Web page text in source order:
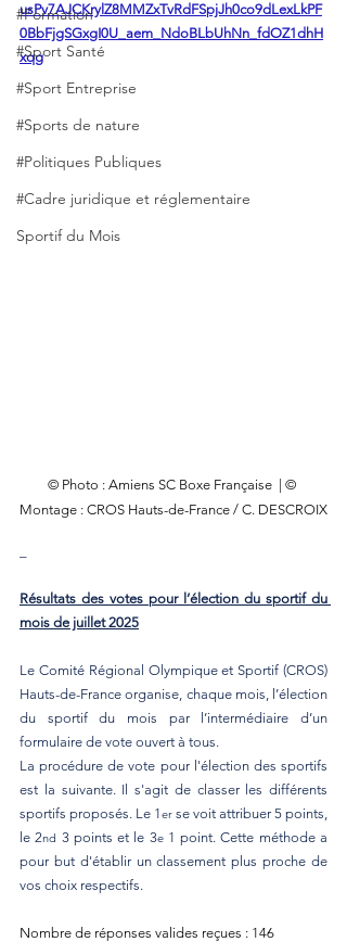
#Formation
#Sport Santé
#Sport Entreprise
#Sports de nature
#Politiques Publiques
#Cadre juridique et réglementaire
Sportif du Mois
usPv7AJCKrylZ8MMZxTvRdFSpjJh0co9dLexLkPF
0BbFjgSGxgI0U_aem_NdoBLbUhNn_fdOZ1dhH
xqg
© Photo : Amiens SC Boxe Française  | ©
Montage : CROS Hauts-de-France / C. DESCROIX
Résultats des votes pour l’élection du sportif du
mois de juillet 2025
Le Comité Régional Olympique et Sportif (CROS)
Hauts-de-France organise, chaque mois, l’élection
du sportif du mois par l’intermédiaire d’un
formulaire de vote ouvert à tous.
La procédure de vote pour l'élection des sportifs
est la suivante. Il s'agit de classer les différents
sportifs proposés. Le 1er se voit attribuer 5 points,
le 2nd 3 points et le 3e 1 point. Cette méthode a
pour but d'établir un classement plus proche de
vos choix respectifs.
Nombre de réponses valides reçues : 146